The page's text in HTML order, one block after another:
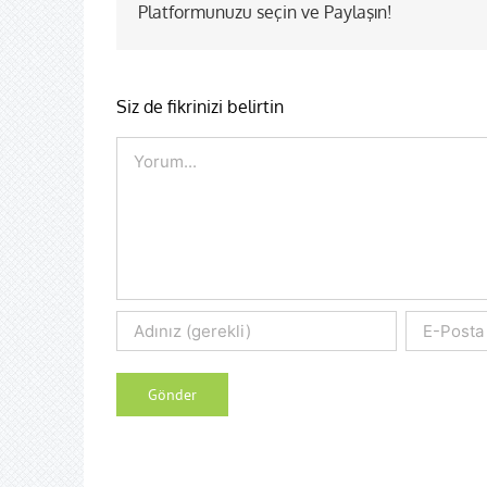
Platformunuzu seçin ve Paylaşın!
Siz de fikrinizi belirtin